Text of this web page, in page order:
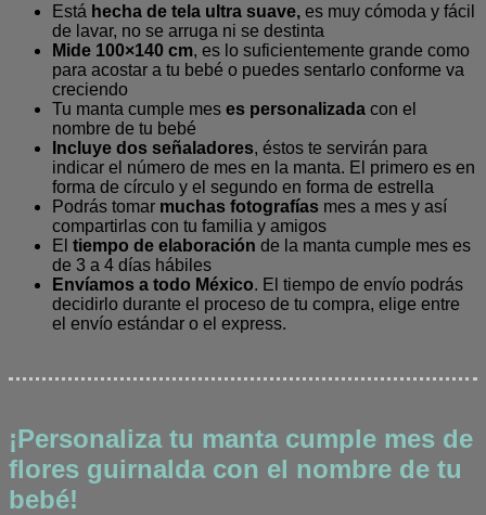
Está hecha de tela ultra suave, es muy cómoda y fácil
de lavar, no se arruga ni se destinta
Mide 100×140 cm, es lo suficientemente grande como
para acostar a tu bebé o puedes sentarlo conforme va
creciendo
Tu manta cumple mes es personalizada con el
nombre de tu bebé
Incluye dos señaladores, éstos te servirán para
indicar el número de mes en la manta. El primero es en
forma de círculo y el segundo en forma de estrella
Podrás tomar muchas fotografías mes a mes y así
compartirlas con tu familia y amigos
El tiempo de elaboración de la manta cumple mes es
de 3 a 4 días hábiles
Envíamos a todo México. El tiempo de envío podrás
decidirlo durante el proceso de tu compra, elige entre
el envío estándar o el express.
¡Personaliza tu manta cumple mes de
flores guirnalda con el nombre de tu
bebé!